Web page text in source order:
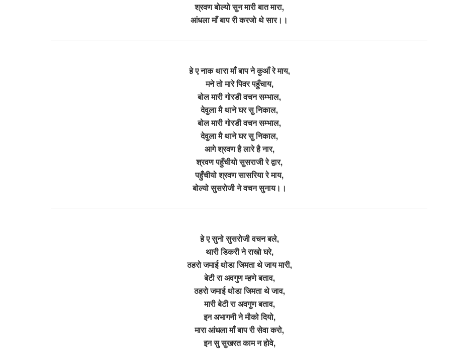
श्रवण बोल्यो सुन मारी बात मारा,
आंधला माँ बाप री करजो थे सार।।
हे ए नाक थारा माँ बाप ने कुआँ रे माय,
मने तो मारे पिवर पहुँचाय,
बोल मारी गोरडी वचन सम्भाल,
देवुला मै थाने घर सु निकाल,
बोल मारी गोरडी वचन सम्भाल,
देवुला मै थाने घर सु निकाल,
आगे श्रवण है लारे है नार,
श्रवण पहुँचीयो सुसराजी रे द्वार,
पहुँचीयो श्रवण सासरिया रे माय,
बोल्यो सुसरोजी ने वचन सुनाय।।
हे ए सुनो सुसरोजी वचन बले,
थारी डिकरी ने राखो घरे,
ठहरो जमाई थोडा जिमता थे जाय मारी,
बेटी रा अवगुण म्हणे बताव,
ठहरो जमाई थोडा जिमता थे जाव,
मारी बेटी रा अवगुण बताव,
इन अभागनी ने मौको दियो,
मारा आंधला माँ बाप री सेवा करो,
इन सु सुखरत काम न होवे,